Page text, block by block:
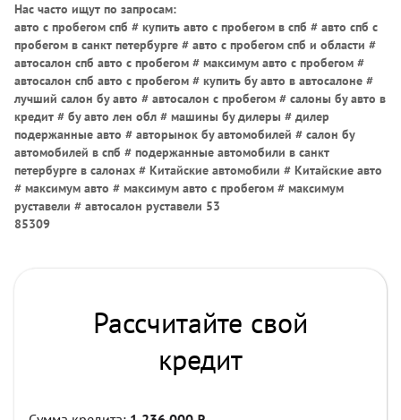
Нас часто ищут по запросам:
авто с пробегом спб # купить авто с пробегом в спб # авто спб с
пробегом в санкт петербурге # авто с пробегом спб и области #
автосалон спб авто с пробегом # максимум авто с пробегом #
автосалон спб авто с пробегом # купить бу авто в автосалоне #
лучший салон бу авто # автосалон с пробегом # салоны бу авто в
кредит # бу авто лен обл # машины бу дилеры # дилер
подержанные авто # авторынок бу автомобилей # салон бу
автомобилей в спб # подержанные автомобили в санкт
петербурге в салонах # Китайские автомобили # Китайские авто
# максимум авто # максимум авто с пробегом # максимум
руставели # автосалон руставели 53
85309
Рассчитайте свой
кредит